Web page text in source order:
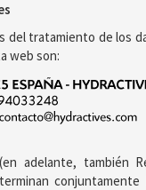
del tratamiento de los
web son:
adelante, también